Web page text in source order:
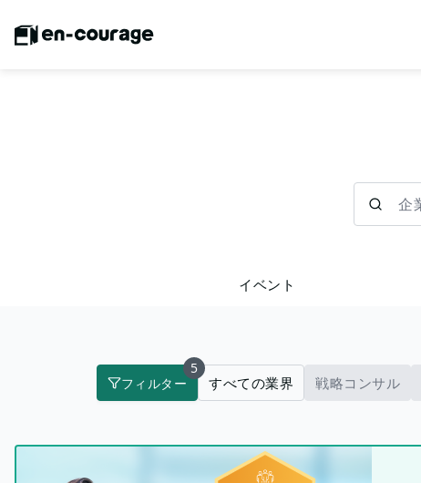
イベント
フィルター
5
すべての業界 戦略コンサル